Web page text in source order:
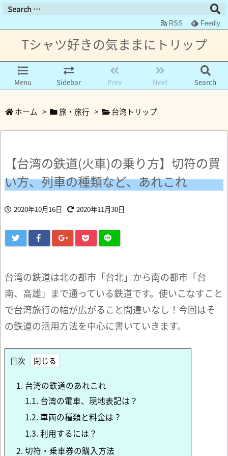
Tシャツ好きの気ままにトリップ
Menu Sidebar Prev Next Search
RSS Feedly
ホーム > 旅・旅行 > 台湾トリップ
【台湾の鉄道(火車)の乗り方】切符の買
い方、列車の種類など、あれこれ
2020年10月16日 2020年11月30日
台湾の鉄道は北の都市「台北」から南の都市「台
南、高雄」まで通っている鉄道です。使いこなすこと
で台湾旅行の幅が広がること間違いなし！今回はそ
の鉄道の活用方法を中心に書いていきます。
目次
1. 台湾の鉄道のあれこれ
1.1. 台湾の電車、現地表記は？
1.2. 車両の種類と料金は？
1.3. 利用するには？
2. 切符・乗車券の購入方法